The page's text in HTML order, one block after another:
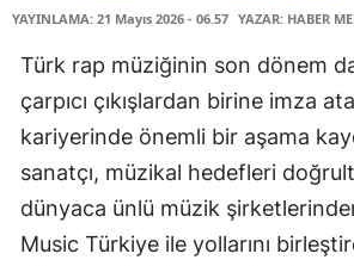
YAYINLAMA: 21 Mayıs 2026 - 06.57 YAZAR: HABER
Türk rap müziğinin son dönem
çarpıcı çıkışlardan birine imza
kariyerinde önemli bir aşama
sanatçı, müzikal hedefleri
dünyaca ünlü müzik
Music Türkiye ile yollarını